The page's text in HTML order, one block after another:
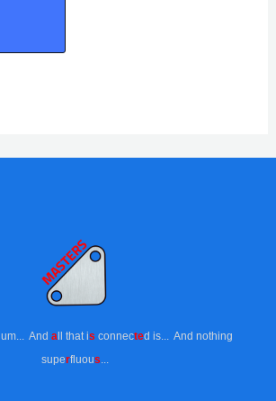
And all that is connected is... And nothing
superfluous...